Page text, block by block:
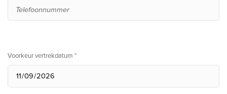
Voorkeur vertrekdatum *